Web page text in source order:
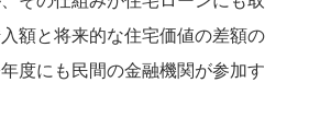
額と将来的な住宅価値の差額の
度にも民間の金融機関が参加す